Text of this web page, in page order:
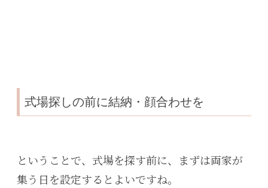
式場探しの前に結納・顔合わせを
ということで、式場を探す前に、まずは両家が
集う日を設定するとよいですね。